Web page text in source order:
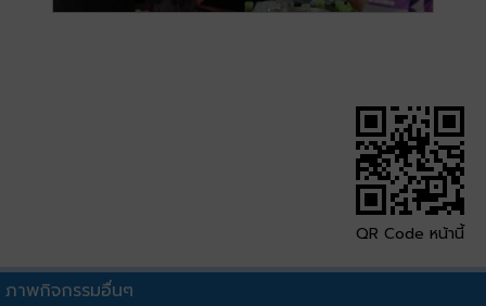
QR Code หน้านี้
ภาพกิจกรรมอื่นๆ